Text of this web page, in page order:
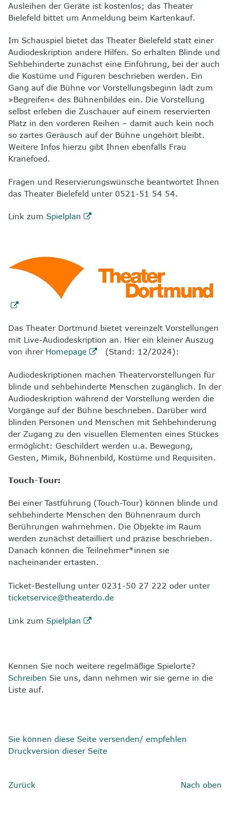
Ausleihen der Geräte ist kostenlos; das Theater
Bielefeld bittet um Anmeldung beim Kartenkauf.
Im Schauspiel bietet das Theater Bielefeld statt einer
Audiodeskription andere Hilfen. So erhalten Blinde und
Sehbehinderte zunächst eine Einführung, bei der auch
die Kostüme und Figuren beschrieben werden. Ein
Gang auf die Bühne vor Vorstellungsbeginn lädt zum
»Begreifen« des Bühnenbildes ein. Die Vorstellung
selbst erleben die Zuschauer auf einem reservierten
Platz in den vorderen Reihen – damit auch kein noch
so zartes Geräusch auf der Bühne ungehört bleibt.
Weitere Infos hierzu gibt Ihnen ebenfalls Frau
Kranefoed.
Fragen und Reservierungswünsche beantwortet Ihnen
das Theater Bielefeld unter 0521-51 54 54.
Link zum Spielplan
Das Theater Dortmund bietet vereinzelt Vorstellungen
mit Live-Audiodeskription an. Hier ein kleiner Auszug
von ihrer Homepage (Stand: 12/2024):
Audiodeskriptionen machen Theatervorstellungen für
blinde und sehbehinderte Menschen zugänglich. In der
Audiodeskription während der Vorstellung werden die
Vorgänge auf der Bühne beschrieben. Darüber wird
blinden Personen und Menschen mit Sehbehinderung
der Zugang zu den visuellen Elementen eines Stückes
ermöglicht: Geschildert werden u.a. Bewegung,
Gesten, Mimik, Bühnenbild, Kostüme und Requisiten.
Touch-Tour:
Bei einer Tastführung (Touch-Tour) können blinde und
sehbehinderte Menschen den Bühnenraum durch
Berührungen wahrnehmen. Die Objekte im Raum
werden zunächst detailliert und präzise beschrieben.
Danach können die Teilnehmer*innen sie
nacheinander ertasten.
Ticket-Bestellung unter 0231-50 27 222 oder unter
ticketservice@theaterdo.de
Link zum Spielplan
Kennen Sie noch weitere regelmäßige Spielorte?
Schreiben Sie uns, dann nehmen wir sie gerne in die
Liste auf.
Sie können diese Seite versenden/ empfehlen
Druckversion dieser Seite
Zurück Nach oben